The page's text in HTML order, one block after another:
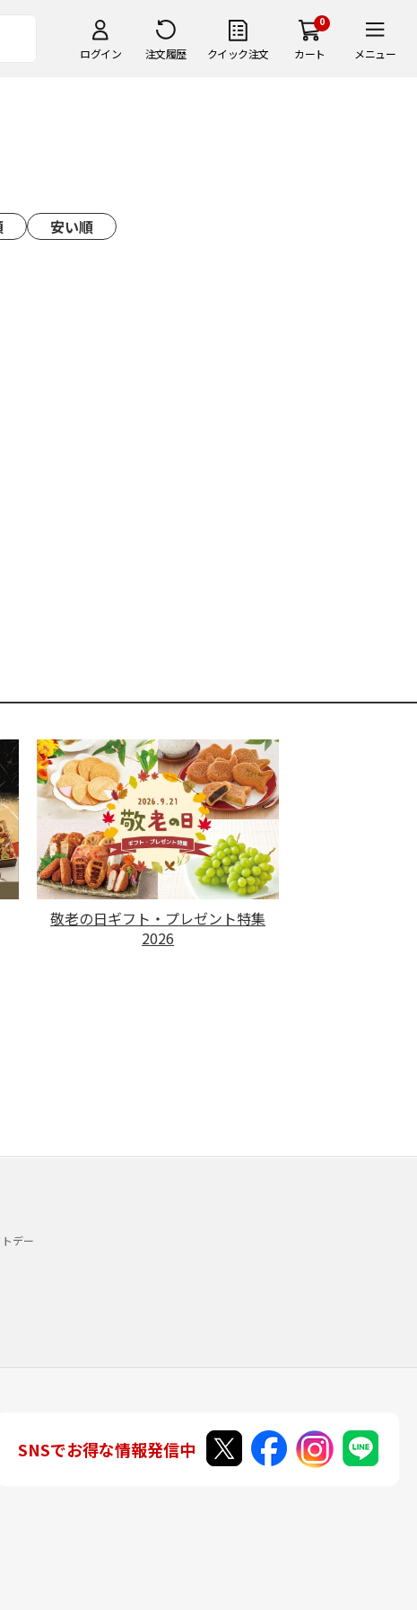
ログイン 注文履歴 クイック注文
0
カート メニュー
安い順
敬老の日ギフト・プレゼント特集
2026
デー
SNSでお得な情報発信中